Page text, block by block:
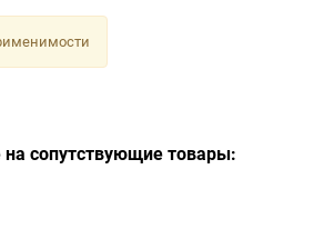
сопутствующие товары: